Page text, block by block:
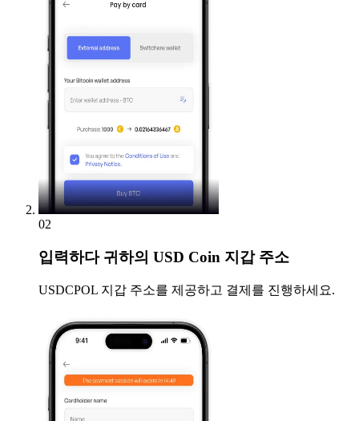
02
입력하다귀하의 USD Coin 지갑 주소
USDCPOL 지갑 주소를 제공하고 결제를 진행하세요.